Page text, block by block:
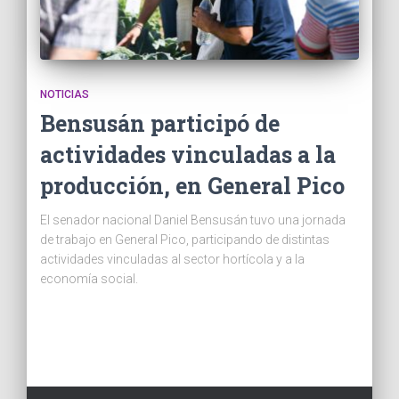
NOTICIAS
Bensusán participó de
actividades vinculadas a la
producción, en General Pico
El senador nacional Daniel Bensusán tuvo una jornada
de trabajo en General Pico, participando de distintas
actividades vinculadas al sector hortícola y a la
economía social.